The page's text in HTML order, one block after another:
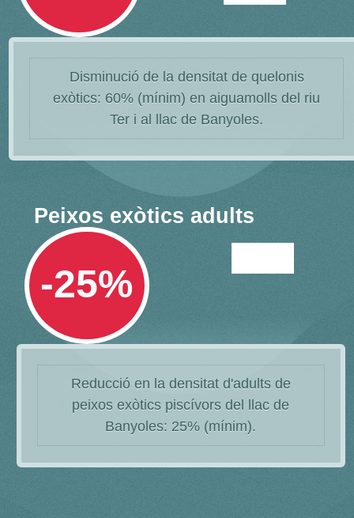
Disminució de la densitat de quelonis
exòtics: 60% (mínim) en aiguamolls del riu
Ter i al llac de Banyoles.
Peixos exòtics adults
-25%
Reducció en la densitat d'adults de
peixos exòtics piscívors del llac de
Banyoles: 25% (mínim).